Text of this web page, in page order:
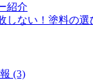
紹介
しない！塗料の選
(3)